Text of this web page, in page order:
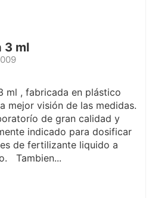
3 ml
ml , fabricada en plástico
mejor visión de las medidas.
de gran calidad y
indicado para dosificar
de fertilizante liquido a
Tambien...